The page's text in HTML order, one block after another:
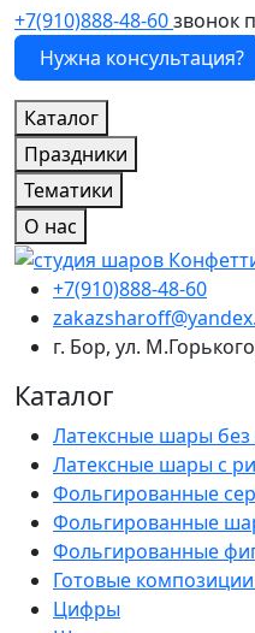
+7(910)888-48-60звонок
Нужна консультация?
Каталог
Праздники
Тематики
О нас
+7(910)888-48-60
г. Бор, ул.
Каталог
Латексные шары без
Латексные шары с
Фольгированные
Фольгированные
Фольгированные
Готовые
Цифры